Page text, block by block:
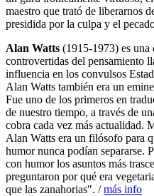
maestro que trató de liberarnos
presidida por la culpa y el
Alan Watts (1915-1973) es una
controvertidas del pensamiento
influencia en los convulsos
Alan Watts también era un
Fue uno de los primeros en
de nuestro tiempo, a través de
cobra cada vez más actualidad.
Alan Watts era un filósofo para
humor nunca podían separarse.
con humor los asuntos más
preguntaron por qué era
que las zanahorias". /más info